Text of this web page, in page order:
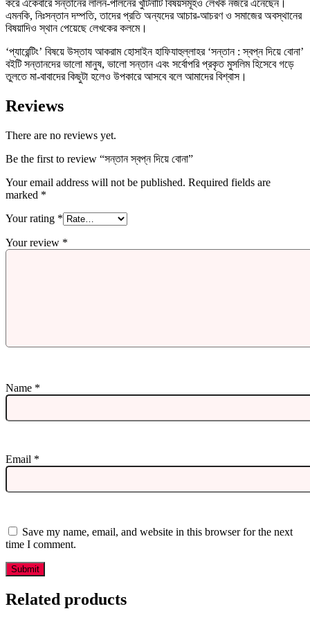
করে একেবারে সন্তানের লালন-পালনের খুঁটিনাটি বিষয়সমূহও লেখক নজরে এনেছেন।
এমনকি, নিঃসন্তান দম্পতি, তাদের প্রতি অন্যদের আচার-আচরণ ও সমাজের অবস্থানের
বিষয়াদিও স্থান পেয়েছে লেখকের কলমে।
‘প্যারেন্টিং’ বিষয়ে উস্তায আকরাম হোসাইন হাফিযাহুল্লাহর ‘সন্তান : স্বপ্ন দিয়ে বোনা’
বইটি সন্তানদের ভালো মানুষ, ভালো সন্তান এবং সর্বোপরি প্রকৃত মুসলিম হিসেবে গড়ে
তুলতে মা-বাবাদের কিছুটা হলেও উপকারে আসবে বলে আমাদের বিশ্বাস।
Reviews
There are no reviews yet.
Be the first to review “সন্তান স্বপ্ন দিয়ে বোনা”
Your email address will not be published. Required fields are
marked *
Your rating *
Your review *
Name *
Email *
Save my name, email, and website in this browser for the next
time I comment.
Related products